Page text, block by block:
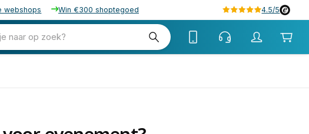
webshops Win €300 shoptegoed 4.5/5
naar op zoek?